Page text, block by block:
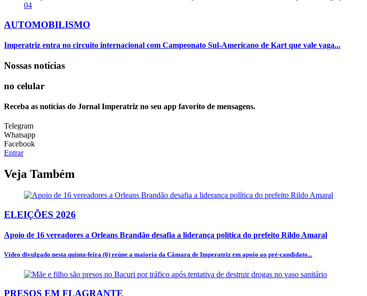
04
AUTOMOBILISMO
Imperatriz entra no circuito internacional com Campeonato Sul-Americano de Kart que vale vaga...
Nossas notícias
no celular
Receba as notícias do Jornal Imperatriz no seu app favorito de mensagens.
Telegram
Whatsapp
Facebook
Entrar
Veja Também
ELEIÇÕES 2026
Apoio de 16 vereadores a Orleans Brandão desafia a liderança política do prefeito Rildo Amaral
Vídeo divulgado nesta quinta-feira (6) reúne a maioria da Câmara de Imperatriz em apoio ao pré-candidato...
PRESOS EM FLAGRANTE